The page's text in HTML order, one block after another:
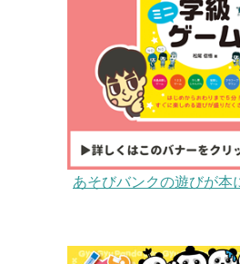
あそびバンクの遊びが本